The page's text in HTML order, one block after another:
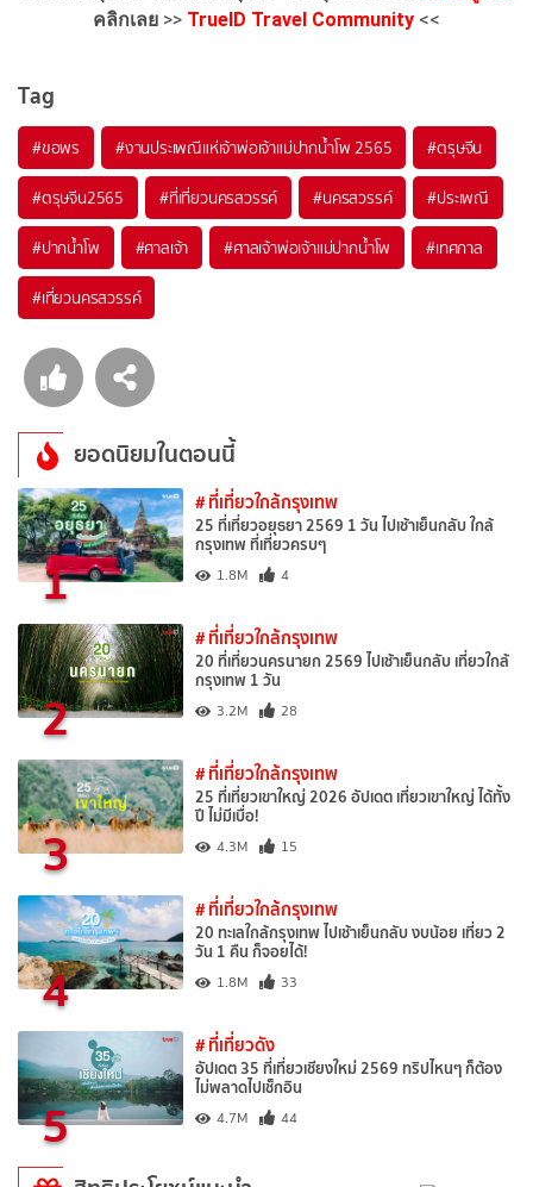
คลิกเลย >> TrueID Travel Community <<
Tag
#ขอพร #งานประเพณีแห่เจ้าพ่อเจ้าแม่ปากน้ำโพ 2565 #ตรุษจีน
#ตรุษจีน2565 #ที่เที่ยวนครสวรรค์ #นครสวรรค์ #ประเพณี
#ปากน้ำโพ #ศาลเจ้า #ศาลเจ้าพ่อเจ้าแม่ปากน้ำโพ #เทศกาล
#เที่ยวนครสวรรค์
ยอดนิยมในตอนนี้
1
# ที่เที่ยวใกล้กรุงเทพ
25 ที่เที่ยวอยุธยา 2569 1 วัน ไปเช้าเย็นกลับ ใกล้
กรุงเทพ ที่เที่ยวครบๆ
1.8M 4
2
# ที่เที่ยวใกล้กรุงเทพ
20 ที่เที่ยวนครนายก 2569 ไปเช้าเย็นกลับ เที่ยวใกล้
กรุงเทพ 1 วัน
3.2M 28
3
# ที่เที่ยวใกล้กรุงเทพ
25 ที่เที่ยวเขาใหญ่ 2026 อัปเดต เที่ยวเขาใหญ่ ได้ทั้ง
ปี ไม่มีเบื่อ!
4.3M 15
4
# ที่เที่ยวใกล้กรุงเทพ
20 ทะเลใกล้กรุงเทพ ไปเช้าเย็นกลับ งบน้อย เที่ยว 2
วัน 1 คืน ก็จอยได้!
1.8M 33
5
# ที่เที่ยวดัง
อัปเดต 35 ที่เที่ยวเชียงใหม่ 2569 ทริปไหนๆ ก็ต้อง
ไม่พลาดไปเช็กอิน
4.7M 44